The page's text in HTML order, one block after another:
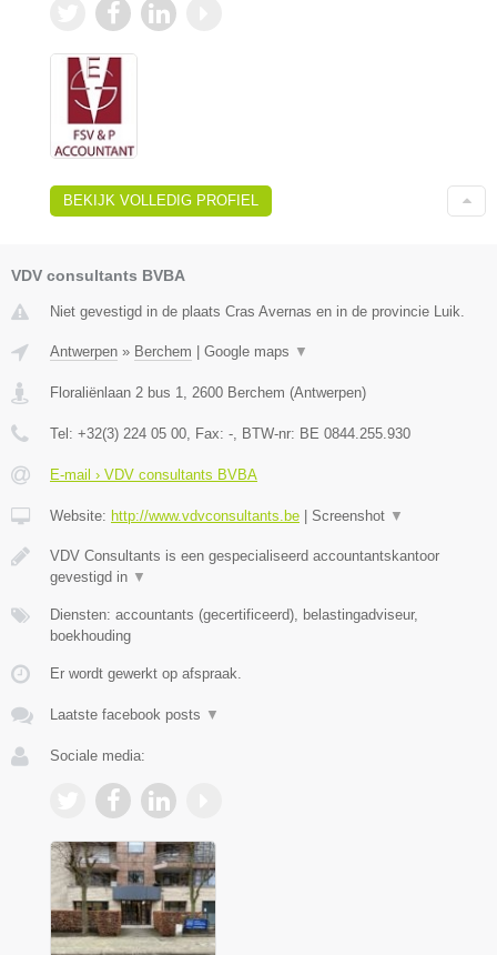
BEKIJK VOLLEDIG PROFIEL
VDV consultants BVBA
Niet gevestigd in de plaats Cras Avernas en in de provincie Luik.
Antwerpen » Berchem | Google maps ▼
Floraliënlaan 2 bus 1 2600 Berchem (Antwerpen)
Tel: +32(3) 224 05 00 , Fax: - , BTW-nr: BE 0844.255.930
E-mail › VDV consultants BVBA
Website: http://www.vdvconsultants.be | Screenshot ▼
VDV Consultants is een gespecialiseerd accountantskantoor
gevestigd in ▼
Diensten: accountants (gecertificeerd), belastingadviseur,
boekhouding
Er wordt gewerkt op afspraak.
Laatste facebook posts ▼
Sociale media: